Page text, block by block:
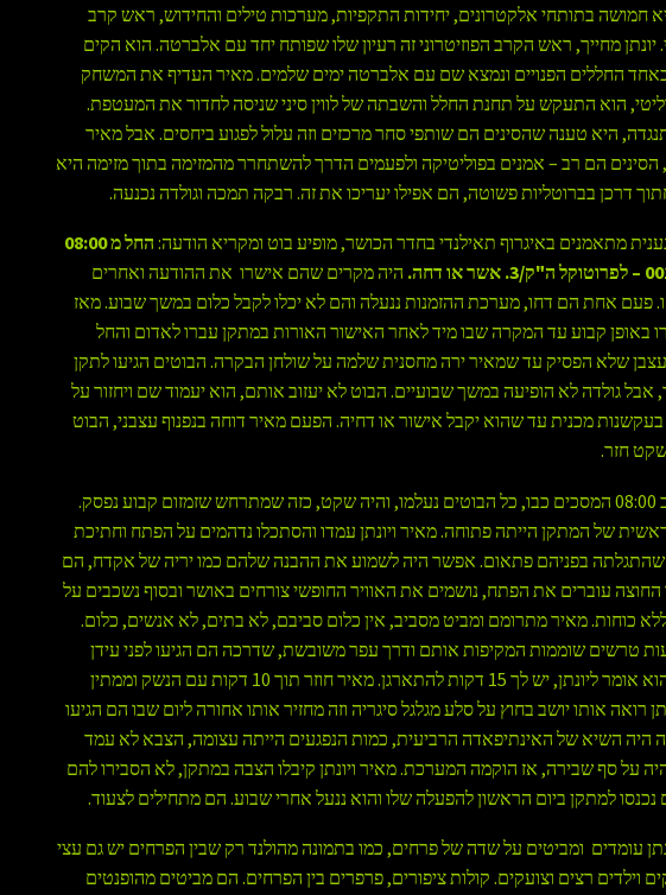
חמושה בתותחי אלקטרונים, יחידות התקפיות, מערכות טילים והחידוש, ראש קרב
יונתן מחייך, ראש הקרב הפוזיטרוני זה רעיון שלו שפותח יחד עם אלברטה. הוא הקים
החללים הפנויים ונמצא שם עם אלברטה ימים שלמים. מאיר העדיף את המשחק
הוא התעקש על תחנת החלל והשבתה של לווין סיני שניסה לחדור את המעטפת.
היא טענה שהסינים הם שותפי סחר מרכזים וזה עלול לפגוע ביחסים. אבל מאיר
הם רב – אמנים בפוליטיקה ולפעמים הדרך להשתחרר מהמזימה בתוך מזימה היא
דרכן בברוטליות פשוטה, הם אפילו יעריכו את זה. רבקה תמכה וגולדה נכנעה.
מתאמנים באיגרוף תאילנדי בחדר הכושר, מופיע בוט ומקריא הודעה:
החל מ 08:00
היה מקרים שהם אישרו את ההודעה ואחרים
פעם אחת הם דחו, מערכת ההזמנות ננעלה והם לא יכלו לקבל כלום במשך שבוע. מאז
באופן קבוע עד המקרה שבו מיד לאחר האישור האורות במתקן עברו לאדום והחל
שלא הפסיק עד שמאיר ירה מחסנית שלמה על שולחן הבקרה. הבוטים הגיעו לתקן
אבל גולדה לא הופיעה במשך שבועיים. הבוט לא יעזוב אותם, הוא יעמוד שם ויחזור על
מכנית עד שהוא יקבל אישור או דחיה. הפעם מאיר דוחה בנפנוף עצבני, הבוט
חזר.
למחרת ב 08:00 המסכים כבו, כל הבוטים נעלמו, והיה שקט, כזה שמתרחש שזמזום קבוע נפסק.
של המתקן הייתה פתוחה. מאיר ויונתן עמדו והסתכלו נדהמים על הפתח וחתיכת
בפניהם פתאום. אפשר היה לשמוע את ההבנה שלהם כמו יריה של אקדח, הם
החוצה עוברים את הפתח, נושמים את האוויר החופשי צורחים באושר ובסוף נשכבים על
כוחות. מאיר מתרומם ומביט מסביב, אין כלום סביבם, לא בתים, לא אנשים, כלום.
טרשים שוממות המקיפות אותם ודרך עפר משובשת, שדרכה הם הגיעו לפני עידן
עידנים. הוא אומר ליונתן, יש לך 15 דקות להתארגן. מאיר חוזר תוך 10 דקות עם הנשק וממתין
רואה אותו יושב בחוץ על סלע מגלגל סיגריה וזה מחזיר אותו אחורה ליום שבו הם הגיעו
היה השיא של האינתיפאדה הרביעית, כמות הנפגעים הייתה עצומה, הצבא לא עמד
על סף שבירה, אז הוקמה המערכת. מאיר ויונתן קיבלו הצבה במתקן, לא הסבירו להם
נכנסו למתקן ביום הראשון להפעלה שלו והוא ננעל אחרי שבוע. הם מתחילים לצעוד.
עומדים ומביטים על שדה של פרחים, כמו בתמונה מהולנד רק שבין הפרחים יש גם עצי
וילדים רצים וצועקים. קולות ציפורים, פרפרים בין הפרחים. הם מביטים מהופנטים